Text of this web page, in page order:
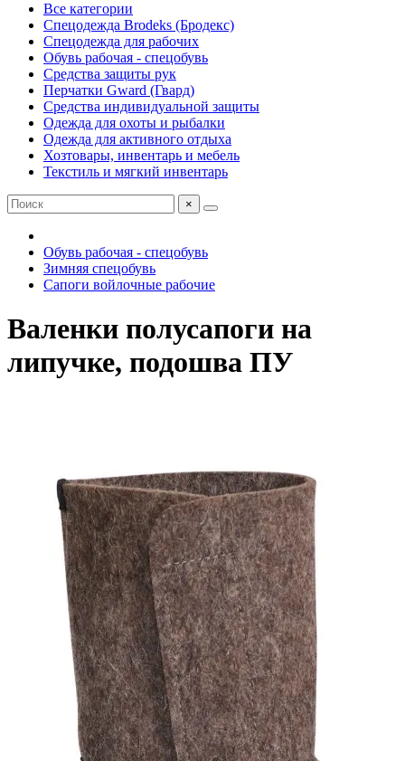
Все категории
Спецодежда Brodeks (Бродекс)
Спецодежда для рабочих
Обувь рабочая - спецобувь
Средства защиты рук
Перчатки Gward (Гвард)
Средства индивидуальной защиты
Одежда для охоты и рыбалки
Одежда для активного отдыха
Хозтовары, инвентарь и мебель
Текстиль и мягкий инвентарь
×
Обувь рабочая - спецобувь
Зимняя спецобувь
Сапоги войлочные рабочие
Валенки полусапоги на
липучке, подошва ПУ